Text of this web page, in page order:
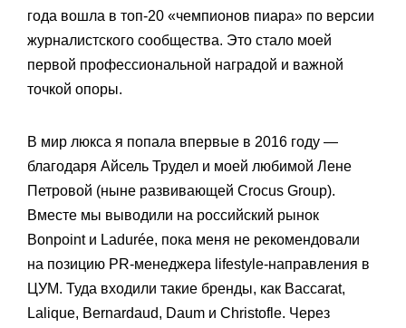
года вошла в топ-20 «чемпионов пиара» по версии
журналистского сообщества. Это стало моей
первой профессиональной наградой и важной
точкой опоры.
В мир люкса я попала впервые в 2016 году —
благодаря Айсель Трудел и моей любимой Лене
Петровой (ныне развивающей Crocus Group).
Вместе мы выводили на российский рынок
Bonpoint и Ladurée, пока меня не рекомендовали
на позицию PR-менеджера lifestyle-направления в
ЦУМ. Туда входили такие бренды, как Baccarat,
Lalique, Bernardaud, Daum и Christofle. Через